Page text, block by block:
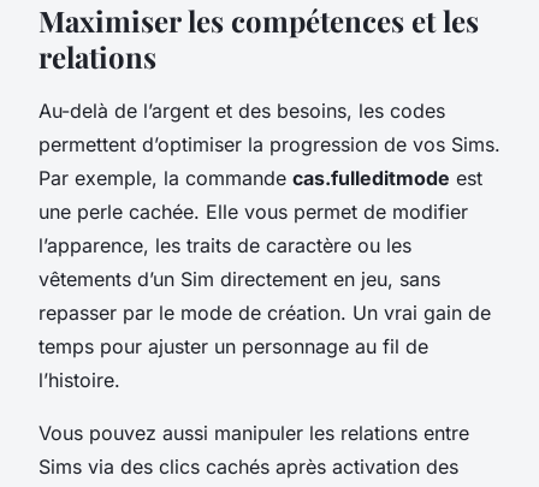
Maximiser les compétences et les
relations
Au-delà de l’argent et des besoins, les codes
permettent d’optimiser la progression de vos Sims.
Par exemple, la commande cas.fulleditmode est
une perle cachée. Elle vous permet de modifier
l’apparence, les traits de caractère ou les
vêtements d’un Sim directement en jeu, sans
repasser par le mode de création. Un vrai gain de
temps pour ajuster un personnage au fil de
l’histoire.
Vous pouvez aussi manipuler les relations entre
Sims via des clics cachés après activation des